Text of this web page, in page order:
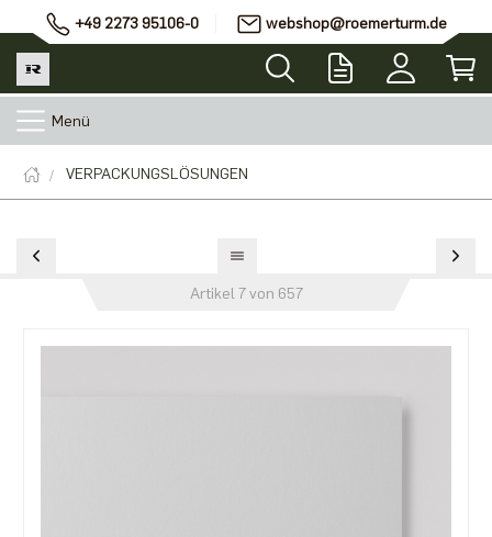
+49 2273 95106-0 webshop@roemerturm.de
Menü
VERPACKUNGSLÖSUNGEN
Artikel 7 von 657